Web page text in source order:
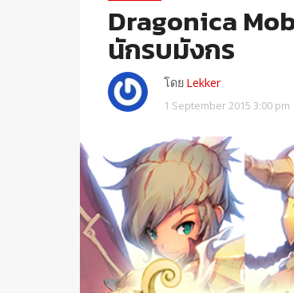
Dragonica
นักรบมังกร
โดย Lekker
1 September 2015 3:00 pm